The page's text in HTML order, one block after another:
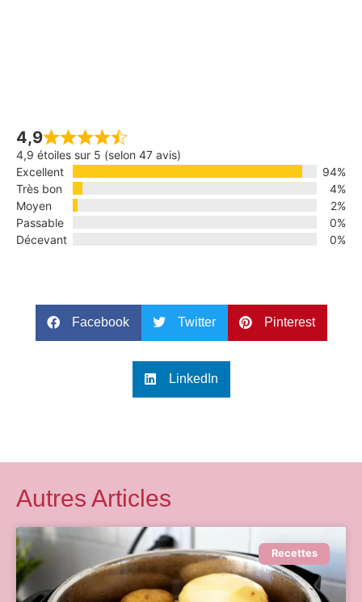
4,9
4,9 étoiles sur 5 (selon 47 avis)
Excellent
94%
Très bon
4%
Moyen
2%
Passable
0%
Décevant
0%
Facebook Twitter Pinterest
LinkedIn
Autres Articles
Recettes